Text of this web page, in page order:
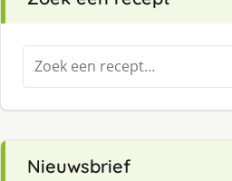
Zoeken
naar:
Nieuwsbrief